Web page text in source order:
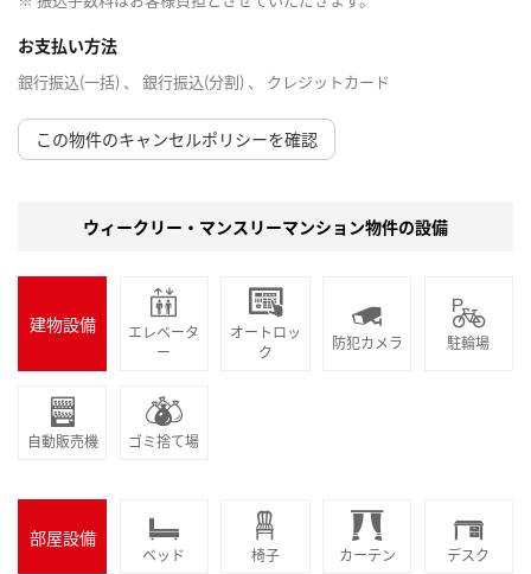
お支払い方法
銀行振込(一括) 、 銀行振込(分割) 、 クレジットカード
この物件のキャンセルポリシーを確認
ウィークリー・マンスリーマンション物件の設備
建物設備
エレベータ
ー
オートロッ
ク
防犯カメラ 駐輪場
自動販売機 ゴミ捨て場
部屋設備
ベッド 椅子 カーテン デスク